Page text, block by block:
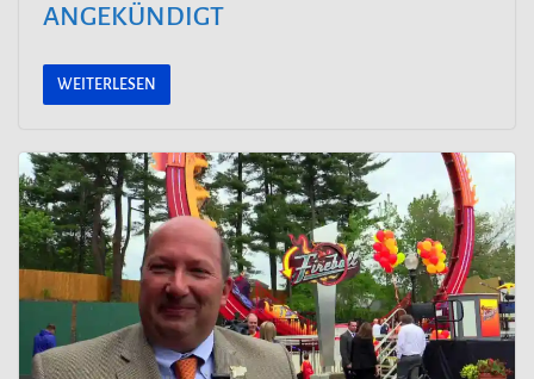
ANGEKÜNDIGT
WEITERLESEN